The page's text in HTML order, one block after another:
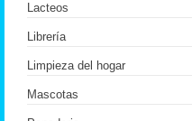
Lacteos
Librería
Limpieza del hogar
Mascotas